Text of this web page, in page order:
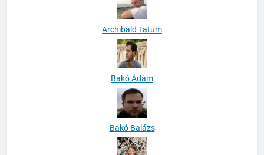
Archibald Tatum
Bakó Ádám
Bakó Balázs